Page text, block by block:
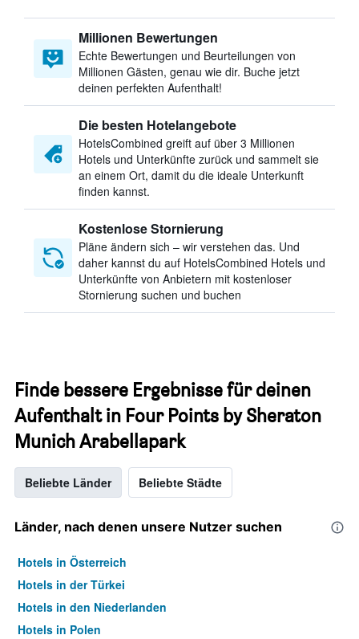
Millionen Bewertungen
Echte Bewertungen und Beurteilungen von
Millionen Gästen, genau wie dir. Buche jetzt
deinen perfekten Aufenthalt!
Die besten Hotelangebote
HotelsCombined greift auf über 3 Millionen
Hotels und Unterkünfte zurück und sammelt sie
an einem Ort, damit du die ideale Unterkunft
finden kannst.
Kostenlose Stornierung
Pläne ändern sich – wir verstehen das. Und
daher kannst du auf HotelsCombined Hotels und
Unterkünfte von Anbietern mit kostenloser
Stornierung suchen und buchen
Finde bessere Ergebnisse für deinen
Aufenthalt in Four Points by Sheraton
Munich Arabellapark
Beliebte Länder Beliebte Städte
Länder, nach denen unsere Nutzer suchen
Hotels in Österreich
Hotels in der Türkei
Hotels in den Niederlanden
Hotels in Polen